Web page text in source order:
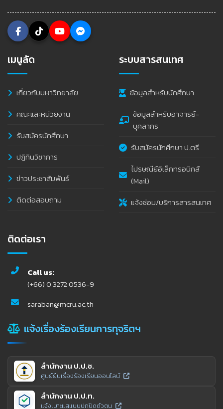
เมนูลัด
เกี่ยวกับมหาวิทยาลัย
คณะและหน่วยงาน
รับสมัครนักศึกษา
ปฏิทินวิชาการ
ข่าวประชาสัมพันธ์
ติดต่อสอบถาม
ระบบสารสนเทศ
ข้อมูลสำหรับนักศึกษา
ข้อมูลสำหรับอาจารย์-
บุคลากร
รับสมัครนักศึกษา ป.ตรี
ไปรษณีย์อิเล็กทรอนิกส์
(Mail)
แจ้งซ่อม/บริการสารสนเทศ
ติดต่อเรา
Call us:
(+66) 0 3272 0536-9
saraban@mcru.ac.th
แจ้งเรื่องร้องเรียนการทุจริตฯ
สำนักงาน ป.ป.ช.
ศูนย์ยื่นเรื่องร้องเรียนออนไลน์
สำนักงาน ป.ป.ท.
แจ้งเบาะแสแบบปกปิดตัวตน